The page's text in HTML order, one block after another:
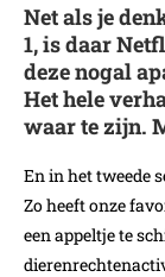
Net als je
1, is daar
deze nogal
Het hele
waar te zijn.
En in het tweede
Zo heeft onze
een appeltje te